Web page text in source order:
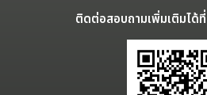
ติดต่อสอบถามเพิ่มเติมไ